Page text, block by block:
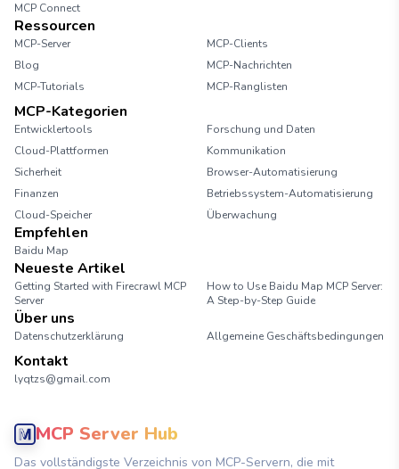
MCP Connect
Ressourcen
MCP-Server
MCP-Clients
Blog
MCP-Nachrichten
MCP-Tutorials
MCP-Ranglisten
MCP-Kategorien
Entwicklertools
Forschung und Daten
Cloud-Plattformen
Kommunikation
Sicherheit
Browser-Automatisierung
Finanzen
Betriebssystem-Automatisierung
Cloud-Speicher
Überwachung
Empfehlen
Baidu Map
Neueste Artikel
Getting Started with Firecrawl MCP
Server
How to Use Baidu Map MCP Server:
A Step-by-Step Guide
Über uns
Datenschutzerklärung Allgemeine Geschäftsbedingungen
Kontakt
lyqtzs@gmail.com
MCP Server Hub
Das vollständigste Verzeichnis von MCP-Servern, die mit